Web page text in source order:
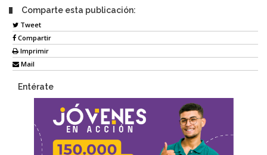
Comparte esta publicación:
Tweet
Compartir
Imprimir
Mail
Entérate